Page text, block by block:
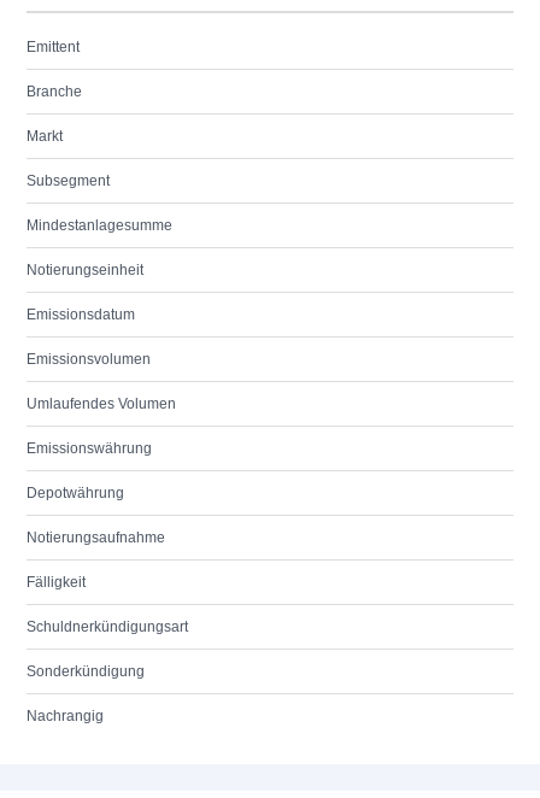
Emittent
Branche
Markt
Subsegment
Mindestanlagesumme
Notierungseinheit
Emissionsdatum
Emissionsvolumen
Umlaufendes Volumen
Emissionswährung
Depotwährung
Notierungsaufnahme
Fälligkeit
Schuldnerkündigungsart
Sonderkündigung
Nachrangig